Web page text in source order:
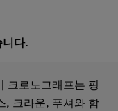
니다.
크로노그래프는 핑
, 크라운, 푸셔와 함